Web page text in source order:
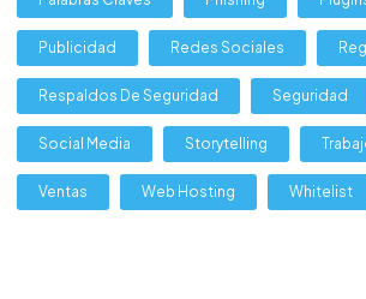
Publicidad Redes Sociales
Respaldos De Seguridad Seguridad
Social Media Storytelling
Ventas Web Hosting Whitelist